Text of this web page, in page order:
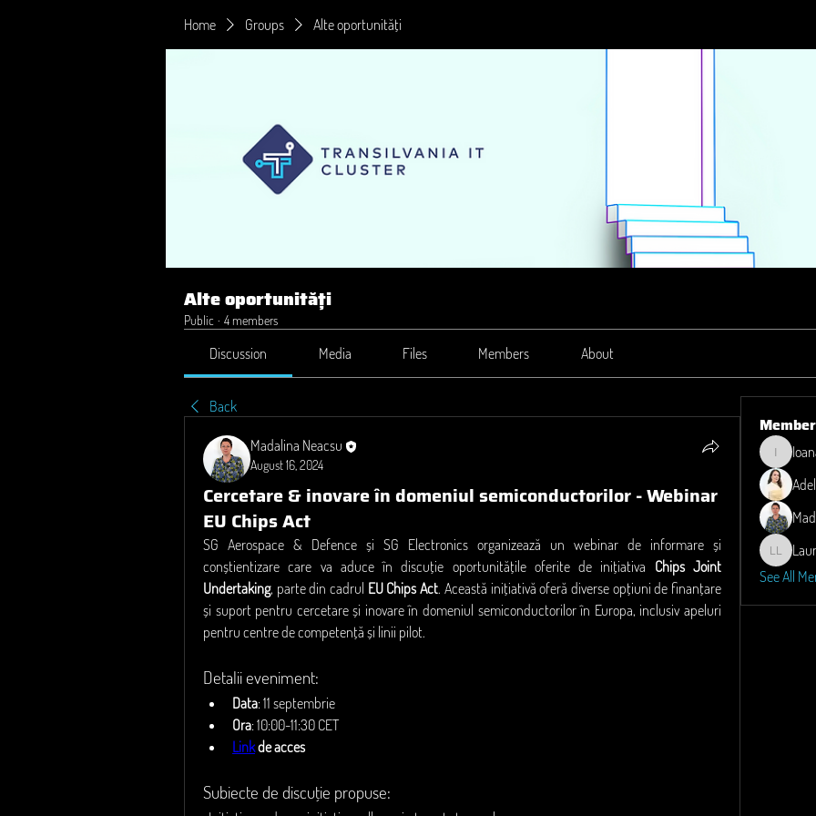
Home Groups Alte oportunități
Alte oportunități
Public · 4 members
Discussion Media Files Members About
Back
Madalina Neacsu
August 16, 2024
Cercetare & inovare în domeniul semiconductorilor - Webinar
EU Chips Act
SG Aerospace & Defence și SG Electronics organizează un webinar de informare și
conștientizare care va aduce în discuție oportunitățile oferite de inițiativa Chips Joint
Undertaking, parte din cadrul EU Chips Act. Această inițiativă oferă diverse opțiuni de finanțare
și suport pentru cercetare și inovare în domeniul semiconductorilor în Europa, inclusiv apeluri
pentru centre de competență și linii pilot.
Detalii eveniment:
Data: 11 septembrie
Ora: 10:00-11:30 CET
Link de acces
Subiecte de discuție propuse:
Ioana
Laura M.
See All